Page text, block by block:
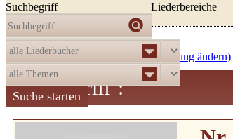
Suchbegriff Liederbereiche
Die Auswahlergab521Treffer:
aufsteigend nach Nummer (Sortierung ändern)
Suchbegriff :